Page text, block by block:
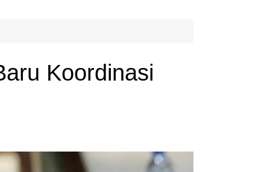
Koordinasi